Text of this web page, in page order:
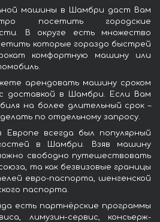
машины в Шамбри даст Вам
посетить городские
В округе есть множество
которые гораздо быстрей
комфортную машину или
арендовать машину сроком
доставкой в Шамбри. Если Вам
на более длительный срок –
по отдельному запросу.
Европе всегда был популярный
в Шамбри. Взяв машину
свободно путешествовать
та как безвизовые границы
евро-паспорта, шенгенской
паспорта.
есть партнёрские программы
лимузин-сервис, консьерж-